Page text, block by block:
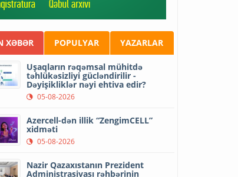
XƏBƏR POPULYAR YAZARLAR
Uşaqların rəqəmsal mühitdə
təhlükəsizliyi gücləndirilir -
Dəyişikliklər nəyi ehtiva edir?
05-08-2026
Azercell-dən illik “ZengimCELL”
xidməti
05-08-2026
Nazir Qazaxıstanın Prezident
Administrasiyası rəhbərinin